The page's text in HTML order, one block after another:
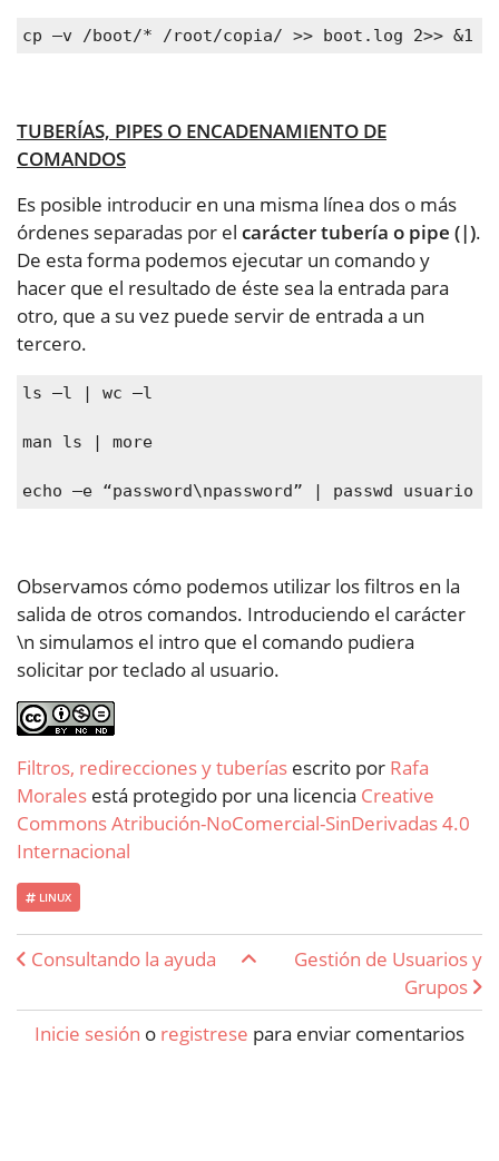
cp –v /boot/* /root/copia/ >> boot.log 2>> &1
TUBERÍAS, PIPES O ENCADENAMIENTO DE
COMANDOS
Es posible introducir en una misma línea dos o más
órdenes separadas por el carácter tubería o pipe (|).
De esta forma podemos ejecutar un comando y
hacer que el resultado de éste sea la entrada para
otro, que a su vez puede servir de entrada a un
tercero.
ls –l | wc –l
man ls | more
echo –e “password\npassword” | passwd usuario
Observamos cómo podemos utilizar los filtros en la
salida de otros comandos. Introduciendo el carácter
\n simulamos el intro que el comando pudiera
solicitar por teclado al usuario.
Filtros, redirecciones y tuberías escrito por Rafa
Morales está protegido por una licencia Creative
Commons Atribución-NoComercial-SinDerivadas 4.0
Internacional
LINUX
Enlaces transversales de
Consultando la ayuda
Gestión de Usuarios y
Grupos
Inicie sesión o registrese para enviar comentarios